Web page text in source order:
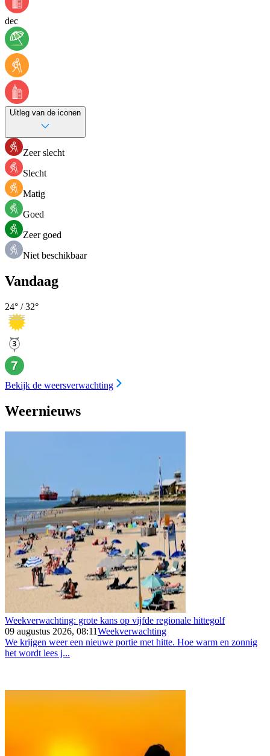
dec
Uitleg van de iconen
Zeer slecht
Slecht
Matig
Goed
Zeer goed
Niet beschikbaar
Vandaag
24° /32°
Bekijk de weersverwachting
Weernieuws
Weekverwachting: grote kans op vijfde regionale hittegolf
09 augustus 2026, 08:11Weekverwachting
We krijgen weer een nieuwe portie met hitte. Hoe warm en zonnig
het wordt lees j...